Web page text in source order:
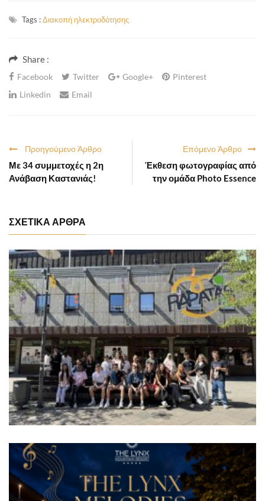
Tags :Διακοπή ηλεκτροδότησης
Share :
Facebook Twitter Google+
Pinterest
Linkedin
Email
Επόμενο Άρθρο
Έκθεση φωτογραφίας από
την ομάδα Photo Essence
Προηγούμενο Άρθρο
Με 34 συμμετοχές η 2η
Ανάβαση Καστανιάς!
ΣΧΕΤΙΚΑ ΑΡΘΡΑ